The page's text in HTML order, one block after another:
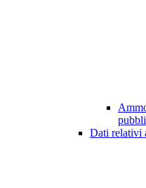
Dati relativi